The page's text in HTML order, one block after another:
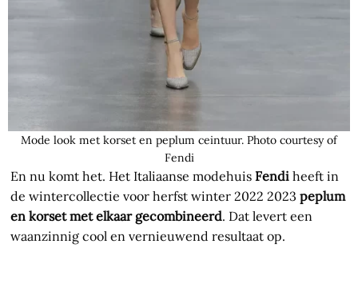
Mode look met korset en peplum ceintuur. Photo courtesy of
Fendi
En nu komt het. Het Italiaanse modehuisFendi heeft in
de wintercollectie voor herfst winter 2022 2023peplum
en korset met elkaar gecombineerd. Dat levert een
waanzinnig cool en vernieuwend resultaat op.